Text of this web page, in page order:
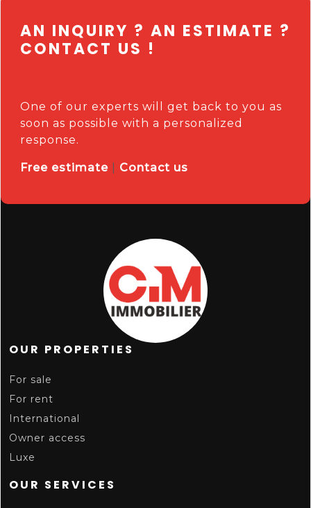
AN INQUIRY ? AN ESTIMATE ?
CONTACT US !
One of our experts will get back to you as
soon as possible with a personalized
response.
Free estimate Contact us
OUR PROPERTIES
For sale
For rent
International
Owner access
Luxe
OUR SERVICES